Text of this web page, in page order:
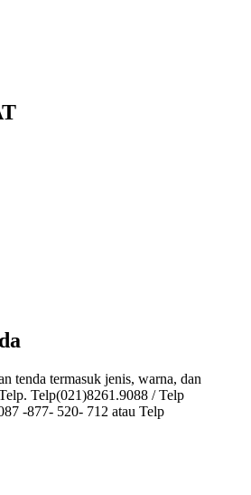
tenda termasuk jenis, warna, dan
Telp(021)8261.9088 / Telp
-877- 520- 712 atau Telp